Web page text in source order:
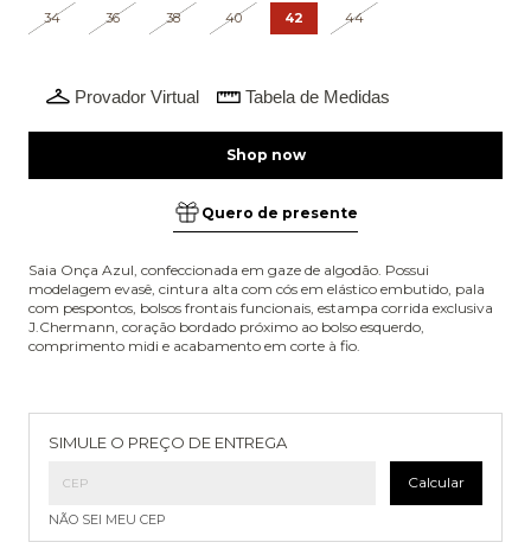
34 36 38 40 42 44
Provador Virtual Tabela de Medidas
Quero de presente
Saia Onça Azul, confeccionada em gaze de algodão. Possui
modelagem evasê, cintura alta com cós em elástico embutido, pala
com pespontos, bolsos frontais funcionais, estampa corrida exclusiva
J.Chermann, coração bordado próximo ao bolso esquerdo,
comprimento midi e acabamento em corte à fio.
SIMULE O PREÇO DE ENTREGA
Calcular
NÃO SEI MEU CEP